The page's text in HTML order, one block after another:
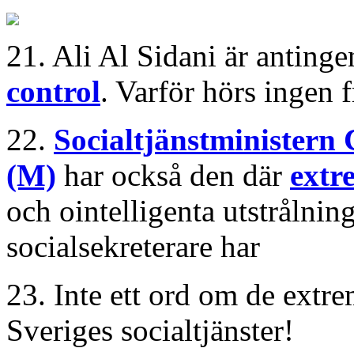
21. Ali Al Sidani är
control. Varför hörs ingen
22. Socialtjänstministern
(M) har också den där
och ointelligenta
socialsekreterare har
23. Inte ett ord om de
Sveriges socialtjänster!